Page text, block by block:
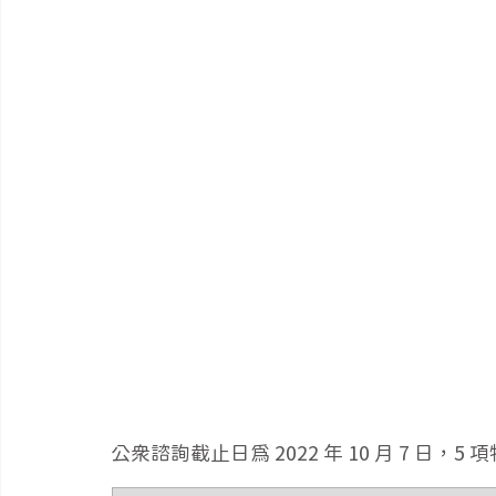
公眾諮詢截止日為 2022 年 10 月 7 日，5 項